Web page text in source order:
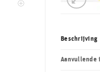
Beschrijving
Aanvullende